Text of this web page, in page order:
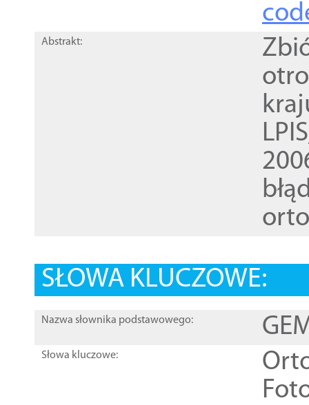
Abstrakt:
SŁOWA KLUCZOWE:
Nazwa słownika podstawowego:
Słowa kluczowe: